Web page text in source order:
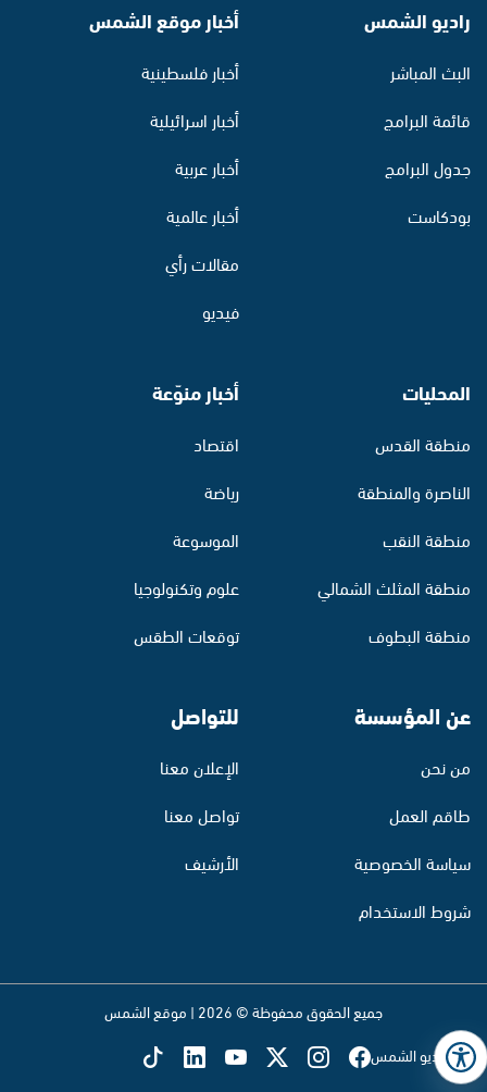
راديو الشمس
البث المباشر
قائمة البرامج
جدول البرامج
بودكاست
أخبار موقع الشمس
أخبار فلسطينية
أخبار اسرائيلية
أخبار عربية
أخبار عالمية
مقالات رأي
فيديو
المحليات
منطقة القدس
الناصرة والمنطقة
منطقة النقب
منطقة المثلث الشمالي
منطقة البطوف
أخبار منوّعة
اقتصاد
رياضة
الموسوعة
علوم وتكنولوجيا
توقعات الطقس
عن المؤسسة
من نحن
طاقم العمل
سياسة الخصوصية
شروط الاستخدام
للتواصل
الإعلان معنا
تواصل معنا
الأرشيف
جميع الحقوق محفوظة © 2026 | موقع الشمس
تابع راديو الشمس